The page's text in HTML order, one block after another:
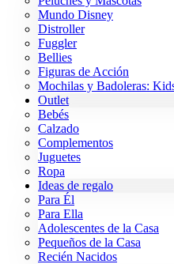
Mundo Disney
Distroller
Fuggler
Bellies
Figuras de Acción
Mochilas y Badoleras:
Outlet
Bebés
Calzado
Complementos
Juguetes
Ropa
Ideas de regalo
Para Él
Para Ella
Adolescentes de la Casa
Pequeños de la Casa
Recién Nacidos